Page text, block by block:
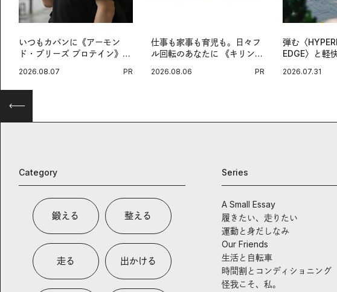
いつもカバンに《アーモン
ド・ブリーズ プロテイン》
ィショニング習慣。
2026.08.07 PR
仕事も家事も育児も。日々フ
ル回転のあなたに 《キリン
慣。
2026.08.06 PR
弾む〈
EDGE〉と軽
に寄り添うア
2026.07.31
Category
鍛える 整える
走る 出かける
Series
A Small Essay
履きたい、走りたい
運動と身だしなみ
Our Friends
生活と自転車
時間割とコンディショニング
怪我こそ、私。